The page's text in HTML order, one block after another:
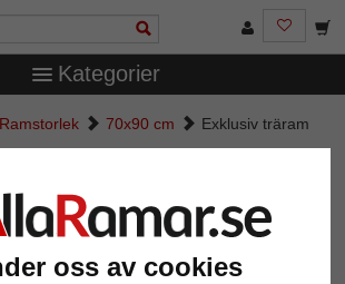
oss av cookies
Kategorier
Ramstorlek 70x90 cm
Exklusiv träram
Assop